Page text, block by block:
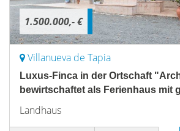
1.500.000,- €
Villanueva de Tapia
Luxus-Finca in der Ortschaft
bewirtschaftet als Ferienhaus mit
Landhaus